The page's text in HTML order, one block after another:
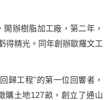
辦樹脂加工廠，第二年，
得精光。同年創辦歐羅文工
歸工程"的第一位回響者，
購土地127畝，創立了通山